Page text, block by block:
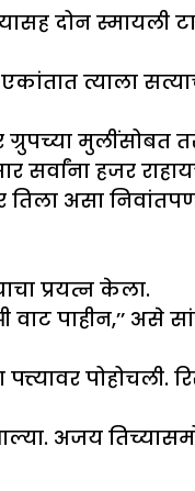
दोन
त्याला
ग्रुपच्या
हजर
असा
प्रयत्न केला.
वाट पाहीन,’’
अजय